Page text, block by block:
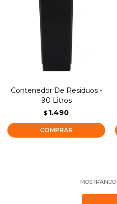
Contenedor De Residuos -
90 Litros
$ 1.490
MOSTRANDO